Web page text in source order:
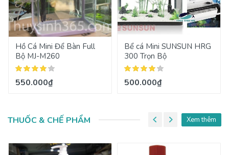
Hồ Cá Mini Để Bàn Full
Bộ MJ-M260
550.000₫
Bể cá Mini SUNSUN HRG
300 Trọn Bộ
500.000₫
THUỐC & CHẾ PHẨM Xem thêm